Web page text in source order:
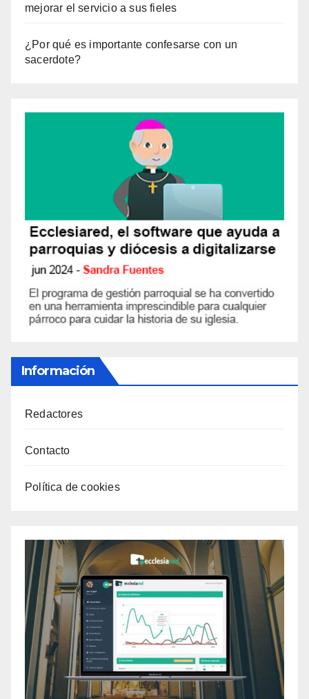
mejorar el servicio a sus fieles
¿Por qué es importante confesarse con un
sacerdote?
Información
Redactores
Contacto
Política de cookies